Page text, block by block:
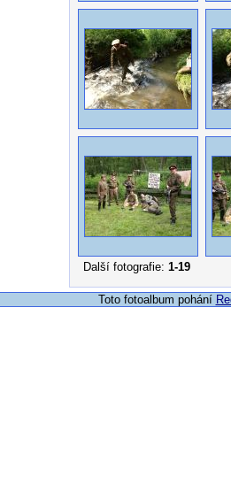
Další fotografie: 1-19
Toto fotoalbum pohání